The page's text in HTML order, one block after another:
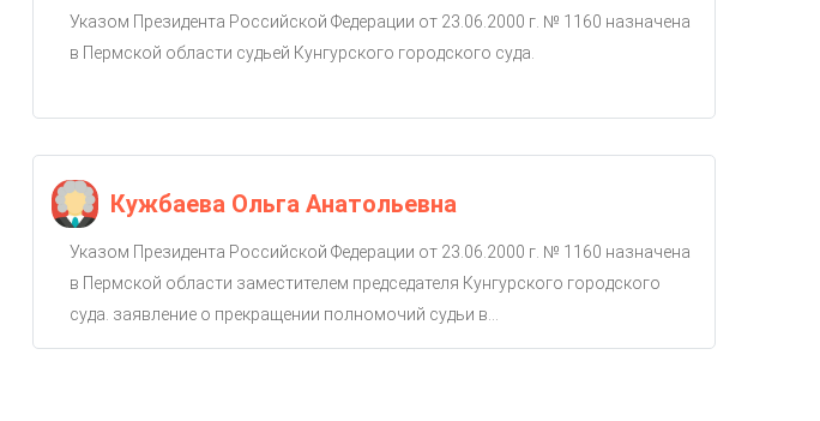
Указом Президента Российской Федерации от 23.06.2000 г. № 1160 назначена
в Пермской области судьей Кунгурского городского суда.
Кужбаева Ольга Анатольевна
Указом Президента Российской Федерации от 23.06.2000 г. № 1160 назначена
в Пермской области заместителем председателя Кунгурского городского
суда. заявление о прекращении полномочий судьи в...